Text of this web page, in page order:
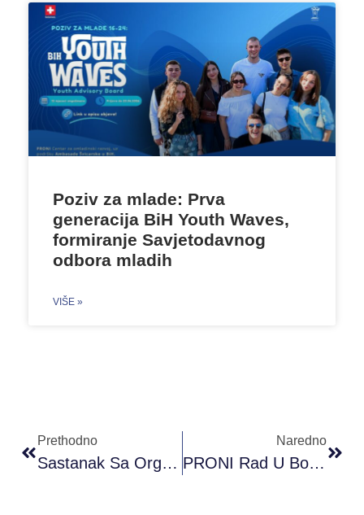
Poziv za mlade: Prva
generacija BiH Youth Waves,
formiranje Savjetodavnog
odbora mladih
VIŠE »
Prethodno
Sastanak Sa Organizacijama Civilnog Društva 03.04.2019. Godine. Misija OSCE-A U BiH, Sarajevo
Naredno
PRONI Rad U Bosni I Hercegovini.